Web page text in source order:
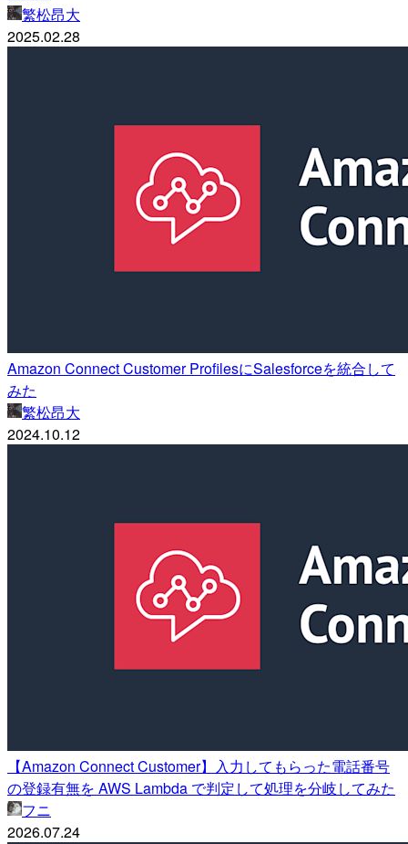
繁松昂大
2025.02.28
Amazon Connect Customer ProfilesにSalesforceを統合して
みた
繁松昂大
2024.10.12
【Amazon Connect Customer】入力してもらった電話番号
の登録有無を AWS Lambda で判定して処理を分岐してみた
フニ
2026.07.24